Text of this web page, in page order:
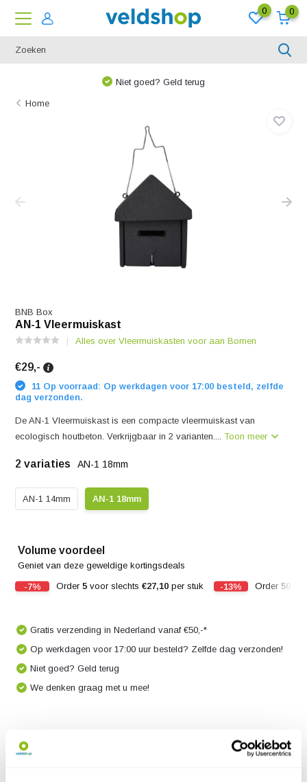
0 0
Niet goed? Geld terug
Home
BNB Box
AN-1 Vleermuiskast
Alles over Vleermuiskasten voor aan Bomen
€29,-
11 Op voorraad: Op werkdagen voor 17:00 besteld, zelfde
dag verzonden.
De AN-1 Vleermuiskast is een compacte vleermuiskast van
ecologisch houtbeton. Verkrijgbaar in 2 varianten....Toon meer
2 variaties AN-1 18mm
AN-1 14mm AN-1 18mm
Volume voordeel
Geniet van deze geweldige kortingsdeals
-7%
Order5 voor slechts€27,10 per stuk -13% Order 50
Gratis verzending in Nederland vanaf €50,-*
Op werkdagen voor 17:00 uur besteld? Zelfde dag verzonden!
Niet goed? Geld terug
We denken graag met u mee!
Productomschrijving